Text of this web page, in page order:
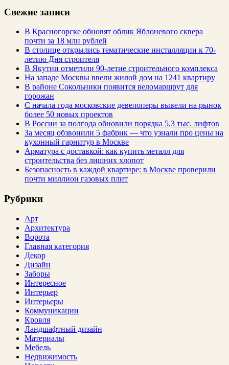
Свежие записи
В Красногорске обновят облик Яблоневого сквера
почти за 18 млн рублей
В столице открылись тематические инсталляции к 70-
летию Дня строителя
В Якутии отметили 90-летие строительного комплекса
На западе Москвы ввели жилой дом на 1241 квартиру
В районе Сокольники появится веломаршрут для
горожан
С начала года московские девелоперы вывели на рынок
более 50 новых проектов
В России за полгода обновили порядка 5,3 тыс. лифтов
За месяц обзвонили 5 фабрик — что узнали про цены на
кухонный гарнитур в Москве
Арматура с доставкой: как купить металл для
строительства без лишних хлопот
Безопасность в каждой квартире: в Москве проверили
почти миллион газовых плит
Рубрики
Арт
Архитектура
Ворота
Главная категория
Декор
Дизайн
Заборы
Интересное
Интерьер
Интерьеры
Коммуникации
Кровля
Ландшафтный дизайн
Материалы
Мебель
Недвижимость